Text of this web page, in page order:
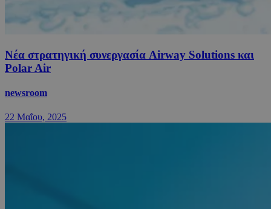
Νέα στρατηγική συνεργασία Airway Solutions και
Polar Air
newsroom
22 Μαΐου, 2025